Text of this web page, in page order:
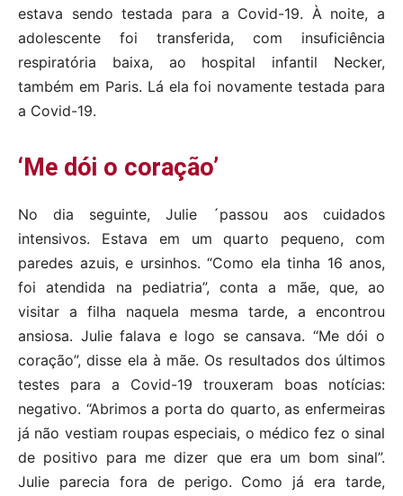
estava sendo testada para a Covid-19. À noite, a
adolescente foi transferida, com insuficiência
respiratória baixa, ao hospital infantil Necker,
também em Paris. Lá ela foi novamente testada para
a Covid-19.
‘Me dói o coração’
No dia seguinte, Julie ´passou aos cuidados
intensivos. Estava em um quarto pequeno, com
paredes azuis, e ursinhos. “Como ela tinha 16 anos,
foi atendida na pediatria”, conta a mãe, que, ao
visitar a filha naquela mesma tarde, a encontrou
ansiosa. Julie falava e logo se cansava. “Me dói o
coração”, disse ela à mãe. Os resultados dos últimos
testes para a Covid-19 trouxeram boas notícias:
negativo. “Abrimos a porta do quarto, as enfermeiras
já não vestiam roupas especiais, o médico fez o sinal
de positivo para me dizer que era um bom sinal”.
Julie parecia fora de perigo. Como já era tarde,